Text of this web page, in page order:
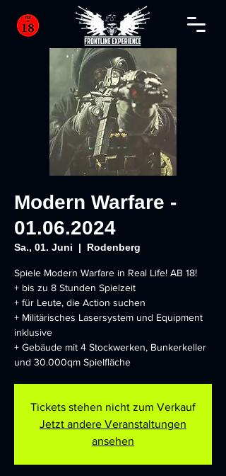
Modern Warfare -
01.06.2024
Sa., 01. Juni
  |
Rodenberg
Spiele Modern Warfare in Real Life! AB 18!
+ bis zu 8 Stunden Spielzeit
+ für Leute, die Action suchen
+ Militärisches Lasersystem und Equipment
inklusive
+ Gebäude mit 4 Stockwerken, Bunkerkeller
und 30.000qm Spielfläche
Tickets stehen nicht zum Verkauf
Jetzt andere Veranstaltungen
ansehen